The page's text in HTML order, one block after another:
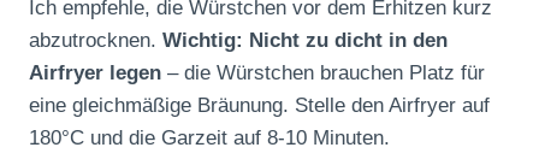
Ich empfehle, die Würstchen vor dem Erhitzen kurz
abzutrocknen. Wichtig: Nicht zu dicht in den
Airfryer legen – die Würstchen brauchen Platz für
eine gleichmäßige Bräunung. Stelle den Airfryer auf
180°C und die Garzeit auf 8-10 Minuten.